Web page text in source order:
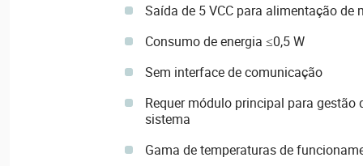
Saída de 5 VCC para alimentação de
Consumo de energia ≤0,5 W
Sem interface de comunicação
Requer módulo principal para gestão
sistema
Gama de temperaturas de